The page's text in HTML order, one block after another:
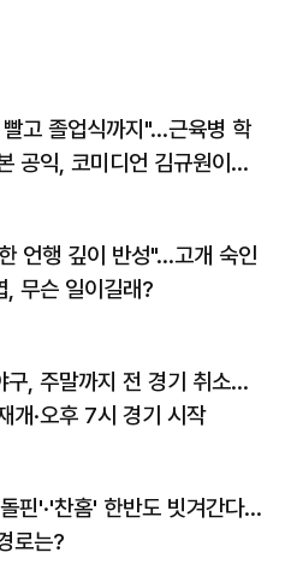
고 졸업식까지"…근육병 학
공익, 코미디언 김규원이었
언행 깊이 반성"…고개 숙인
, 무슨 일이길래?
구, 주말까지 전 경기 취소…
개·오후 7시 경기 시작
핀'·'찬홈' 한반도 빗겨간다…
로는?